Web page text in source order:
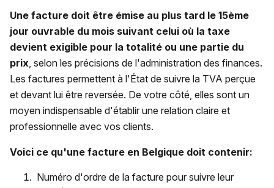
Une facture doit être émise au plus tard le 15ème
jour ouvrable du mois suivant celui où la taxe
devient exigible pour la totalité ou une partie du
prix , selon les précisions de l'administration des finances.
Les factures permettent à l'État de suivre la TVA perçue
et devant lui être reversée. De votre côté, elles sont un
moyen indispensable d'établir une relation claire et
professionnelle avec vos clients.
Voici ce qu'une facture en Belgique doit contenir:
Numéro d'ordre de la facture pour suivre leur